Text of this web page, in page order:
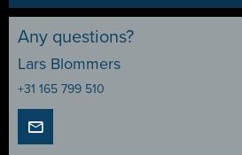
Any questions?
Lars Blommers
+31 165 799 510